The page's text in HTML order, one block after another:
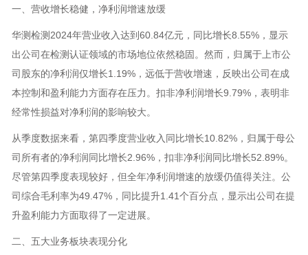
一、营收增长稳健，净利润增速放缓
华测检测2024年营业收入达到60.84亿元，同比增长8.55%，显示
出公司在检测认证领域的市场地位依然稳固。然而，归属于上市公
司股东的净利润仅增长1.19%，远低于营收增速，反映出公司在成
本控制和盈利能力方面存在压力。扣非净利润增长9.79%，表明非
经常性损益对净利润的影响较大。
从季度数据来看，第四季度营业收入同比增长10.82%，归属于母公
司所有者的净利润同比增长2.96%，扣非净利润同比增长52.89%。
尽管第四季度表现较好，但全年净利润增速的放缓仍值得关注。公
司综合毛利率为49.47%，同比提升1.41个百分点，显示出公司在提
升盈利能力方面取得了一定进展。
二、五大业务板块表现分化